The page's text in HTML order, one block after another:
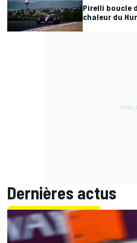
Pirelli boucle
chaleur du
Dernières actus